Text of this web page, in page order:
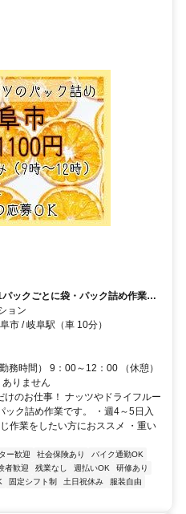
ルームです。
ョン
市 / 岐阜駅（車 10分）
務時間） 9：00～12：00 （休憩）
りません
のお仕事！ ナッツやドライフルー
ク詰め作業です。 ・週4～5日入
作業をしたい方におススメ ・重い
ー歓迎 社会保険あり
バイク通勤OK
者歓迎 残業なし 週払いOK
研修あり
固定シフト制 土日祝休み
服装自由